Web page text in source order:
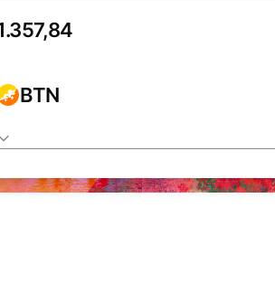
BTN